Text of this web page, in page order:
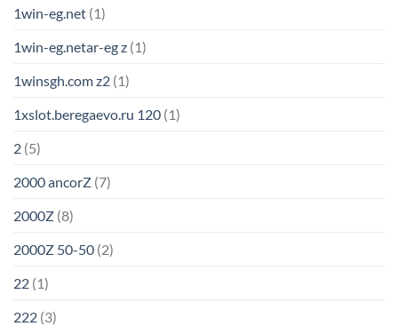
1win-eg.net (1)
1win-eg.netar-eg z (1)
1winsgh.com z2 (1)
1xslot.beregaevo.ru 120 (1)
2 (5)
2000 ancorZ (7)
2000Z (8)
2000Z 50-50 (2)
22 (1)
222 (3)